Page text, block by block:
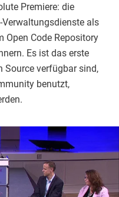
Premiere: die
Verwaltungsdienste als
Open Code Repository
Es ist das erste
Source verfügbar sind,
benutzt,